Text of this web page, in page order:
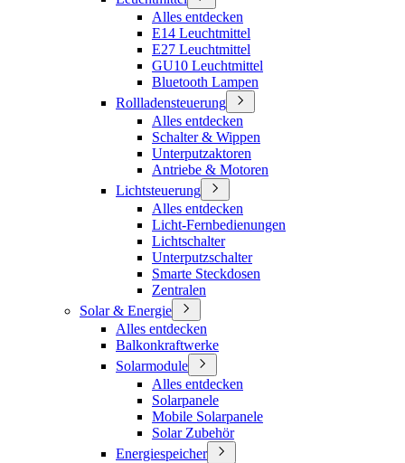
Alles entdecken
E14 Leuchtmittel
E27 Leuchtmittel
GU10 Leuchtmittel
Bluetooth Lampen
Rollladensteuerung
Alles entdecken
Schalter & Wippen
Unterputzaktoren
Antriebe & Motoren
Lichtsteuerung
Alles entdecken
Licht-Fernbedienungen
Lichtschalter
Unterputzschalter
Smarte Steckdosen
Zentralen
Solar & Energie
Alles entdecken
Balkonkraftwerke
Solarmodule
Alles entdecken
Solarpanele
Mobile Solarpanele
Solar Zubehör
Energiespeicher